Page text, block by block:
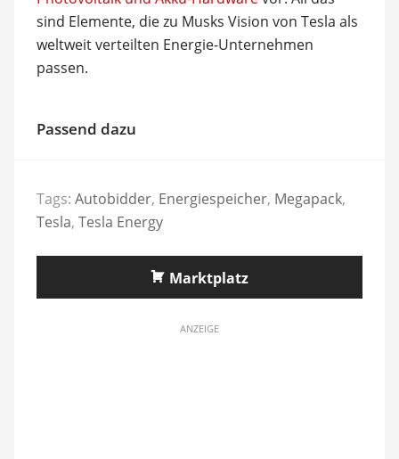
sind Elemente, die zu Musks Vision von Tesla als
weltweit verteilten Energie-Unternehmen
passen.
Passend dazu
Tags: Autobidder, Energiespeicher, Megapack,
Tesla, Tesla Energy
Marktplatz
ANZEIGE